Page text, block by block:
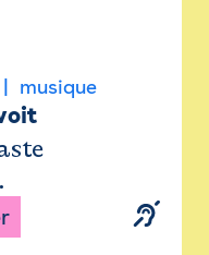
musique